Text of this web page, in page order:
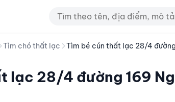
Tìm chó thất lạc Tìm bé cún thất lạc 28/4
lạc 28/4 đường 169